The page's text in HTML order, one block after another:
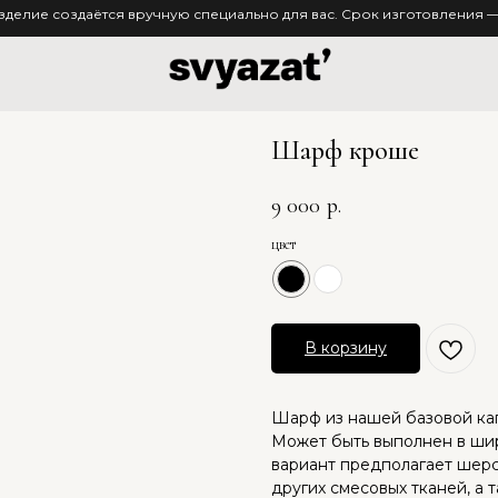
создаётся вручную специально для вас. Срок изготовления
Шарф кроше
9 000 р.
цвет
В корзину
Шарф из нашей базовой
Может быть выполнен в
вариант предполагает
других смесовых тканей, а